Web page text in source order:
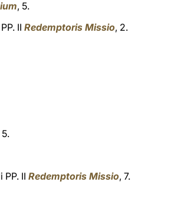
, 5.
II Redemptoris Missio, 2.
5.
PP. II Redemptoris Missio, 7.